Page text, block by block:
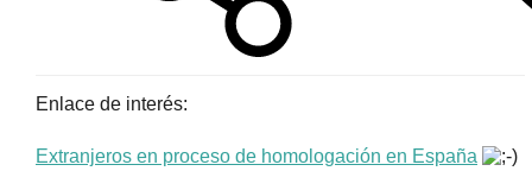
Enlace de interés:
Extranjeros en proceso de homologación en España